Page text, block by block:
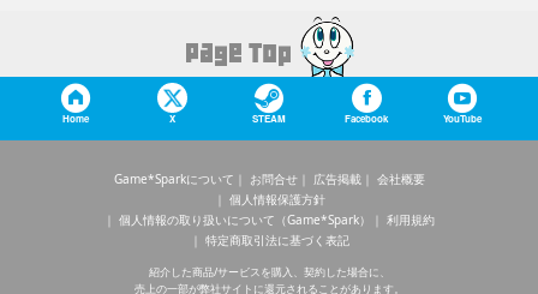
Home X STEAM Facebook YouTube
Game*Sparkについて お問合せ 広告掲載
会社概要
個人情報保護方針
個人情報の取り扱いについて（Game*Spark）
利用規約
特定商取引法に基づく表記
紹介した商品/サービスを購入、契約した場合に、
売上の一部が弊社サイトに還元されることがあります。